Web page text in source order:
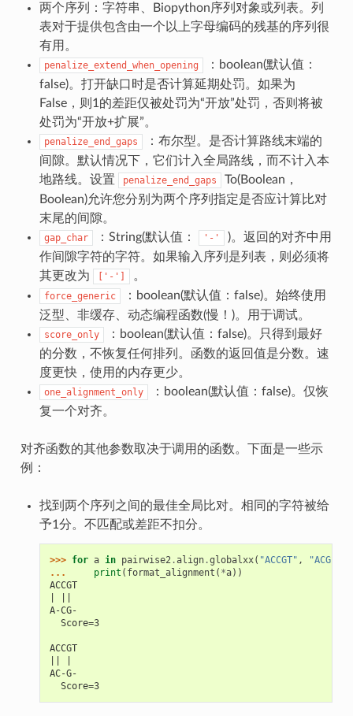
两个序列：字符串、Biopython序列对象或列表。列
表对于提供包含由一个以上字母编码的残基的序列很
有用。
penalize_extend_when_opening
：boolean(默认值：
false)。打开缺口时是否计算延期处罚。如果为
False，则1的差距仅被处罚为“开放”处罚，否则将被
处罚为“开放+扩展”。
penalize_end_gaps
：布尔型。是否计算路线末端的
间隙。默认情况下，它们计入全局路线，而不计入本
地路线。设置
penalize_end_gaps
To(Boolean，
Boolean)允许您分别为两个序列指定是否应计算比对
末尾的间隙。
gap_char ：String(默认值： '-'
)。返回的对齐中用
作间隙字符的字符。如果输入序列是列表，则必须将
其更改为
['-'] 。
force_generic
：boolean(默认值：false)。始终使用
泛型、非缓存、动态编程函数(慢！)。用于调试。
score_only
：boolean(默认值：false)。只得到最好
的分数，不恢复任何排列。函数的返回值是分数。速
度更快，使用的内存更少。
one_alignment_only
：boolean(默认值：false)。仅恢
复一个对齐。
对齐函数的其他参数取决于调用的函数。下面是一些示
例：
找到两个序列之间的最佳全局比对。相同的字符被给
予1分。不匹配或差距不扣分。
>>> for a in pairwise2.align.globalxx( "ACCGT" , "ACG"
...
print ( format_alignment ( *a))
ACCGT
A-CG-
  Score=3
ACCGT
AC-G-
  Score=3